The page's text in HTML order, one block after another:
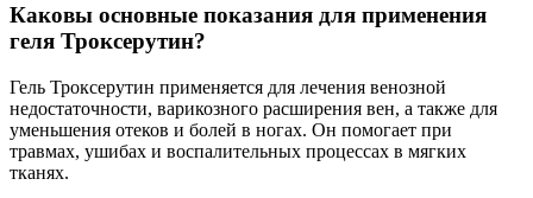
Каковы основные показания для применения
геля Троксерутин?
Гель Троксерутин применяется для лечения венозной
недостаточности, варикозного расширения вен, а также для
уменьшения отеков и болей в ногах. Он помогает при
травмах, ушибах и воспалительных процессах в мягких
тканях.